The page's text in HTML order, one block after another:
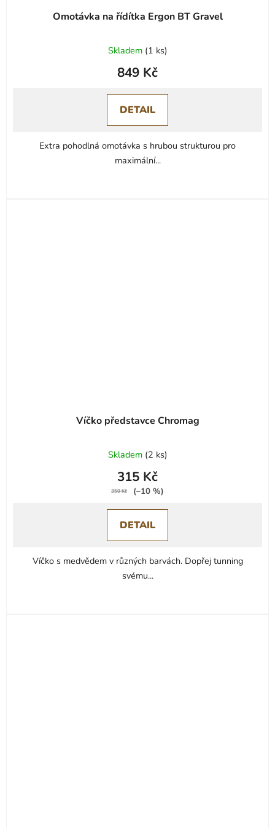
Omotávka na řídítka Ergon BT Gravel
Skladem (1 ks)
849 Kč
DETAIL
Extra pohodlná omotávka s hrubou strukturou pro
maximální...
Víčko představce Chromag
Skladem (2 ks)
315 Kč
350 Kč (–10 %)
DETAIL
Víčko s medvědem v různých barvách. Dopřej tunning
svému...